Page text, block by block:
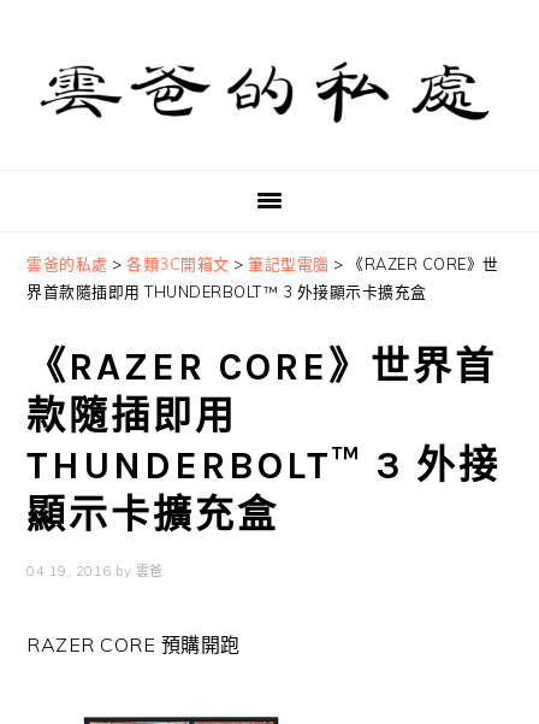
primary
navigation
content
primary
sidebar
雲爸的私處 >各類3C開箱文 >筆記型電腦 >
《RAZER CORE》世
界首款隨插即用 THUNDERBOLT™ 3 外接顯示卡擴充盒
《RAZER CORE》世界首
款隨插即用
THUNDERBOLT™ 3 外接
顯示卡擴充盒
04 19, 2016 by 雲爸
RAZER CORE 預購開跑